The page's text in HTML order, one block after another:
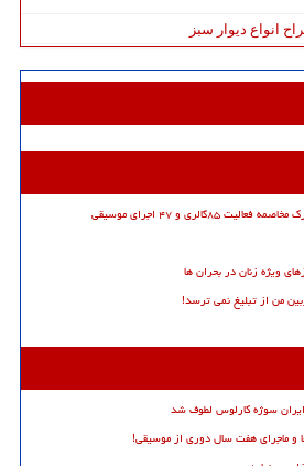
انواع دیوار سبز
و ۴۷ اجرای موسیقی
ویژه زنان در بحران ها
من از تبلیغ نمی ترسد!
سوژه کارلوس لطوف شد
و ماجرای هفت سال دوری از موسیقی!